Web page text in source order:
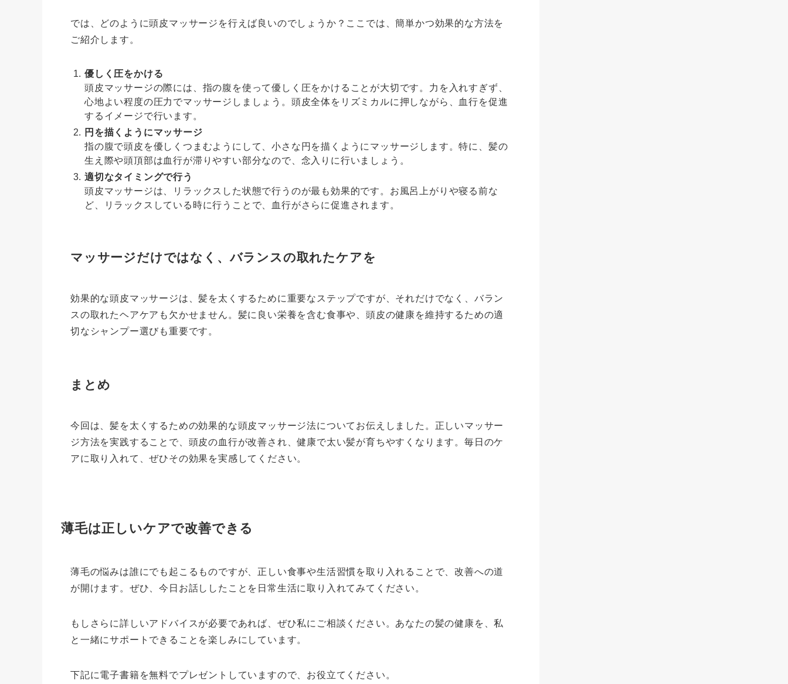
では、どのように頭皮マッサージを行えば良いのでしょうか？ここでは、簡単かつ効果的な方法を
ご紹介します。
優しく圧をかける
頭皮マッサージの際には、指の腹を使って優しく圧をかけることが大切です。力を入れすぎず、
心地よい程度の圧力でマッサージしましょう。頭皮全体をリズミカルに押しながら、血行を促進
するイメージで行います。
円を描くようにマッサージ
指の腹で頭皮を優しくつまむようにして、小さな円を描くようにマッサージします。特に、髪の
生え際や頭頂部は血行が滞りやすい部分なので、念入りに行いましょう。
適切なタイミングで行う
頭皮マッサージは、リラックスした状態で行うのが最も効果的です。お風呂上がりや寝る前な
ど、リラックスしている時に行うことで、血行がさらに促進されます。
マッサージだけではなく、バランスの取れたケアを
効果的な頭皮マッサージは、髪を太くするために重要なステップですが、それだけでなく、バラン
スの取れたヘアケアも欠かせません。髪に良い栄養を含む食事や、頭皮の健康を維持するための適
切なシャンプー選びも重要です。
まとめ
今回は、髪を太くするための効果的な頭皮マッサージ法についてお伝えしました。正しいマッサー
ジ方法を実践することで、頭皮の血行が改善され、健康で太い髪が育ちやすくなります。毎日のケ
アに取り入れて、ぜひその効果を実感してください。
薄毛は正しいケアで改善できる
薄毛の悩みは誰にでも起こるものですが、正しい食事や生活習慣を取り入れることで、改善への道
が開けます。ぜひ、今日お話ししたことを日常生活に取り入れてみてください。
もしさらに詳しいアドバイスが必要であれば、ぜひ私にご相談ください。あなたの髪の健康を、私
と一緒にサポートできることを楽しみにしています。
下記に電子書籍を無料でプレゼントしていますので、お役立てください。